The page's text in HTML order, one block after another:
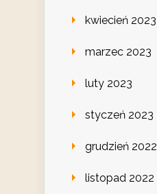
kwiecień 2023
marzec 2023
luty 2023
styczeń 2023
grudzień 2022
listopad 2022